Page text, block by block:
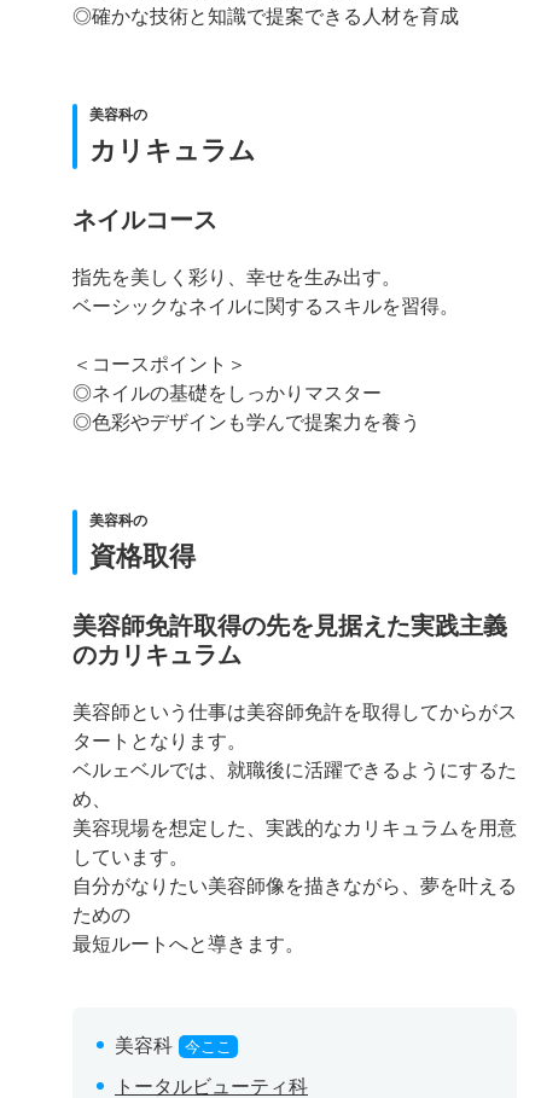
◎確かな技術と知識で提案できる人材を育成
美容科の
カリキュラム
ネイルコース
指先を美しく彩り、幸せを生み出す。
ベーシックなネイルに関するスキルを習得。
＜コースポイント＞
◎ネイルの基礎をしっかりマスター
◎色彩やデザインも学んで提案力を養う
美容科の
資格取得
美容師免許取得の先を見据えた実践主義
のカリキュラム
美容師という仕事は美容師免許を取得してからがス
タートとなります。
ベルェベルでは、就職後に活躍できるようにするた
め、
美容現場を想定した、実践的なカリキュラムを用意
しています。
自分がなりたい美容師像を描きながら、夢を叶える
ための
最短ルートへと導きます。
美容科 今ここ
トータルビューティ科